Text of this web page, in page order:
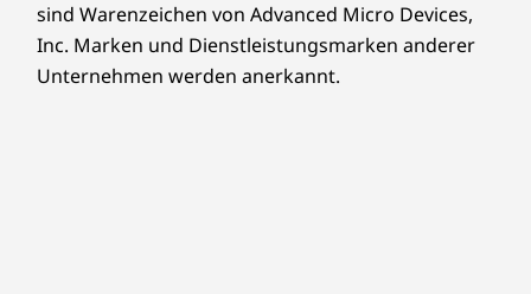
sind Warenzeichen von Advanced Micro Devices,
Inc. Marken und Dienstleistungsmarken anderer
Unternehmen werden anerkannt.